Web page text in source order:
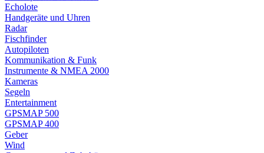
Echolote
Handgeräte und Uhren
Radar
Fischfinder
Autopiloten
Kommunikation & Funk
Instrumente & NMEA 2000
Kameras
Segeln
Entertainment
GPSMAP 500
GPSMAP 400
Geber
Wind